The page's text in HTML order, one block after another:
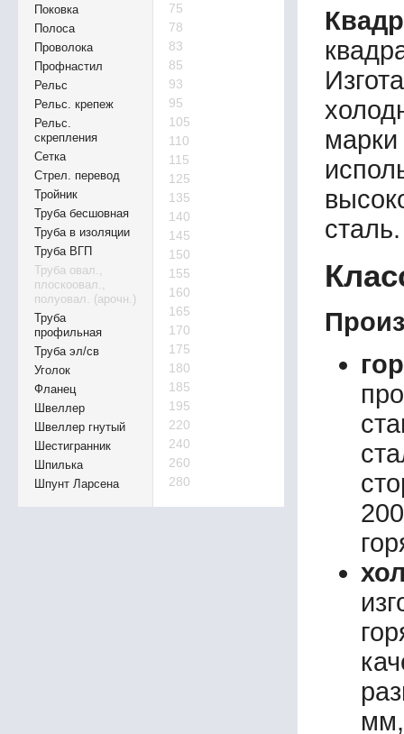
Поковка
Полоса
Проволока
Профнастил
Рельс
Рельс. крепеж
Рельс.
скрепления
Сетка
Стрел. перевод
Тройник
Труба бесшовная
Труба в изоляции
Труба ВГП
Труба овал.,
плоскоовал.,
полуовал. (арочн.)
Труба
профильная
Труба эл/св
Уголок
Фланец
Швеллер
Швеллер гнутый
Шестигранник
Шпилька
Шпунт Ларсена
75
78
83
85
93
95
105
110
115
125
135
140
145
150
155
160
165
170
175
180
185
195
220
240
260
280
сталь.